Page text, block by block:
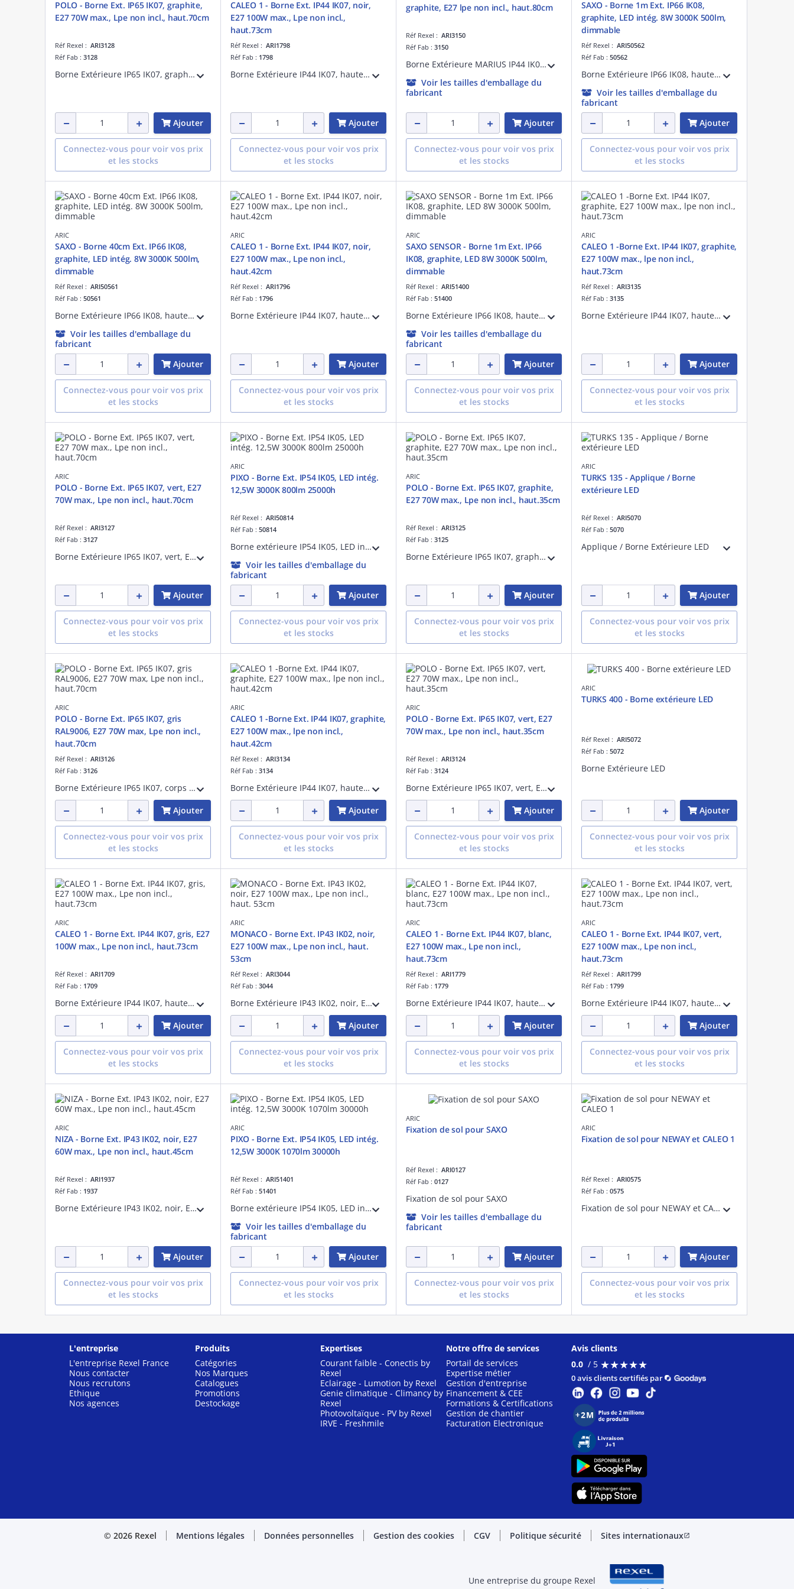
POLO - Borne Ext. IP65 IK07, graphite,
E27 70W max., Lpe non incl., haut.70cm
Réf Rexel : ARI3128
Réf Fab : 3128
Borne Extérieure IP65 IK07, graphite, E27 70W max., lampe non fournie, hauteur 70cm
Ajouter
Connectez-vous pour voir vos prix
et les stocks
CALEO 1 - Borne Ext. IP44 IK07, noir,
E27 100W max., Lpe non incl.,
haut.73cm
Réf Rexel : ARI1798
Réf Fab : 1798
Borne Extérieure IP44 IK07, hauteur 73cm, en aluminium noir RAL 9005, finition mate, douille E27 100W max. Lampe non fournie.
Ajouter
Connectez-vous pour voir vos prix
et les stocks
graphite, E27 lpe non incl., haut.80cm
Réf Rexel : ARI3150
Réf Fab : 3150
Borne Extérieure MARIUS IP44 IK07, hauteur 80cm, en aluminium graphite RAL 9011, finition mate, douille E27 40W max. Lampe non fournie.
Voir les tailles d'emballage du
fabricant
Ajouter
Connectez-vous pour voir vos prix
et les stocks
SAXO - Borne 1m Ext. IP66 IK08,
graphite, LED intég. 8W 3000K 500lm,
dimmable
Réf Rexel : ARI50562
Réf Fab : 50562
Borne Extérieure IP66 IK08, hauteur 100cm, en aluminium, couleur graphite, LED intégrée 8W 3000K 500 lumens, variable par coupure de phase, 50000H
Voir les tailles d'emballage du
fabricant
Ajouter
Connectez-vous pour voir vos prix
et les stocks
ARIC
SAXO - Borne 40cm Ext. IP66 IK08,
graphite, LED intég. 8W 3000K 500lm,
dimmable
Réf Rexel : ARI50561
Réf Fab : 50561
Borne Extérieure IP66 IK08, hauteur 40cm, en aluminium, couleur graphite, LED intégrée 8W 3000K 500 lumens, variable par coupure de phase, 50000H
Voir les tailles d'emballage du
fabricant
Ajouter
Connectez-vous pour voir vos prix
et les stocks
ARIC
CALEO 1 - Borne Ext. IP44 IK07, noir,
E27 100W max., Lpe non incl.,
haut.42cm
Réf Rexel : ARI1796
Réf Fab : 1796
Borne Extérieure IP44 IK07, hauteur 42cm, en aluminium noir RAL 9005, finition mate, douille E27 100W max. Lampe non fournie.
Ajouter
Connectez-vous pour voir vos prix
et les stocks
ARIC
SAXO SENSOR - Borne 1m Ext. IP66
IK08, graphite, LED 8W 3000K 500lm,
dimmable
Réf Rexel : ARI51400
Réf Fab : 51400
Borne Extérieure IP66 IK08, hauteur 100cm, en aluminium, couleur graphite, LED intégrée 8W 3000K 500 lumens, variable par coupure de phase, 50000H, avec détecteur infrarouge réglable intégré
Voir les tailles d'emballage du
fabricant
Ajouter
Connectez-vous pour voir vos prix
et les stocks
ARIC
CALEO 1 -Borne Ext. IP44 IK07, graphite,
E27 100W max., lpe non incl.,
haut.73cm
Réf Rexel : ARI3135
Réf Fab : 3135
Borne Extérieure IP44 IK07, hauteur 73cm, en aluminium, couleur graphite, finition mate, douille E27 100W max. Lampe non fournie.
Ajouter
Connectez-vous pour voir vos prix
et les stocks
ARIC
POLO - Borne Ext. IP65 IK07, vert, E27
70W max., Lpe non incl., haut.70cm
Réf Rexel : ARI3127
Réf Fab : 3127
Borne Extérieure IP65 IK07, vert, E27 70W max., lampe non fournie, hauteur 70cm
Ajouter
Connectez-vous pour voir vos prix
et les stocks
ARIC
PIXO - Borne Ext. IP54 IK05, LED intég.
12,5W 3000K 800lm 25000h
Réf Rexel : ARI50814
Réf Fab : 50814
Borne extérieure IP54 IK05, LED intégré 12,5W 3000K 800lm 25000h
Voir les tailles d'emballage du
fabricant
Ajouter
Connectez-vous pour voir vos prix
et les stocks
ARIC
POLO - Borne Ext. IP65 IK07, graphite,
E27 70W max., Lpe non incl., haut.35cm
Réf Rexel : ARI3125
Réf Fab : 3125
Borne Extérieure IP65 IK07, graphite, E27 70W max., lampe non fournie, hauteur 35cm
Ajouter
Connectez-vous pour voir vos prix
et les stocks
ARIC
TURKS 135 - Applique / Borne
extérieure LED
Réf Rexel : ARI5070
Réf Fab : 5070
Applique / Borne Extérieure LED
Ajouter
Connectez-vous pour voir vos prix
et les stocks
ARIC
POLO - Borne Ext. IP65 IK07, gris
RAL9006, E27 70W max, Lpe non incl.,
haut.70cm
Réf Rexel : ARI3126
Réf Fab : 3126
Borne Extérieure IP65 IK07, corps aluminium gris RAL9006, E27 70W max., lampe non fournie, hauteur 70cm
Ajouter
Connectez-vous pour voir vos prix
et les stocks
ARIC
CALEO 1 -Borne Ext. IP44 IK07, graphite,
E27 100W max., lpe non incl.,
haut.42cm
Réf Rexel : ARI3134
Réf Fab : 3134
Borne Extérieure IP44 IK07, hauteur 42cm, en aluminium, couleur graphite, finition mate, douille E27 100W max. Lampe non fournie.
Ajouter
Connectez-vous pour voir vos prix
et les stocks
ARIC
POLO - Borne Ext. IP65 IK07, vert, E27
70W max., Lpe non incl., haut.35cm
Réf Rexel : ARI3124
Réf Fab : 3124
Borne Extérieure IP65 IK07, vert, E27 70W max., lampe non fournie, hauteur 35cm
Ajouter
Connectez-vous pour voir vos prix
et les stocks
ARIC
TURKS 400 - Borne extérieure LED
Réf Rexel : ARI5072
Réf Fab : 5072
Borne Extérieure LED
Ajouter
Connectez-vous pour voir vos prix
et les stocks
ARIC
CALEO 1 - Borne Ext. IP44 IK07, gris, E27
100W max., Lpe non incl., haut.73cm
Réf Rexel : ARI1709
Réf Fab : 1709
Borne Extérieure IP44 IK07, hauteur 73cm, en aluminium gris RAL 9006, finition brillante, douille E27 100W max. Lampe non fournie.
Ajouter
Connectez-vous pour voir vos prix
et les stocks
ARIC
MONACO - Borne Ext. IP43 IK02, noir,
E27 100W max., Lpe non incl., haut.
53cm
Réf Rexel : ARI3044
Réf Fab : 3044
Borne Extérieure IP43 IK02, noir, E27 100W max., lampe non fournie, hauteur 53cm
Ajouter
Connectez-vous pour voir vos prix
et les stocks
ARIC
CALEO 1 - Borne Ext. IP44 IK07, blanc,
E27 100W max., Lpe non incl.,
haut.73cm
Réf Rexel : ARI1779
Réf Fab : 1779
Borne Extérieure IP44 IK07, hauteur 73cm, en aluminium blanc RAL 9006, finition mate, douille E27 100W max. Lampe non fournie.
Ajouter
Connectez-vous pour voir vos prix
et les stocks
ARIC
CALEO 1 - Borne Ext. IP44 IK07, vert,
E27 100W max., Lpe non incl.,
haut.73cm
Réf Rexel : ARI1799
Réf Fab : 1799
Borne Extérieure IP44 IK07, hauteur 73cm, en aluminium vert RAL 6005, finition brillante, douille E27 100W max. Lampe non fournie.
Ajouter
Connectez-vous pour voir vos prix
et les stocks
ARIC
NIZA - Borne Ext. IP43 IK02, noir, E27
60W max., Lpe non incl., haut.45cm
Réf Rexel : ARI1937
Réf Fab : 1937
Borne Extérieure IP43 IK02, noir, E27 60W max., lampe non fournie, hauteur 45cm
Ajouter
Connectez-vous pour voir vos prix
et les stocks
ARIC
PIXO - Borne Ext. IP54 IK05, LED intég.
12,5W 3000K 1070lm 30000h
Réf Rexel : ARI51401
Réf Fab : 51401
Borne extérieure IP54 IK05, LED intégré 12,5W 3000K 1070lm 30000h
Voir les tailles d'emballage du
fabricant
Ajouter
Connectez-vous pour voir vos prix
et les stocks
ARIC
Fixation de sol pour SAXO
Réf Rexel : ARI0127
Réf Fab : 0127
Fixation de sol pour SAXO
Voir les tailles d'emballage du
fabricant
Ajouter
Connectez-vous pour voir vos prix
et les stocks
ARIC
Fixation de sol pour NEWAY et CALEO 1
Réf Rexel : ARI0575
Réf Fab : 0575
Fixation de sol pour NEWAY et CALEO 1
Ajouter
Connectez-vous pour voir vos prix
et les stocks
L'entreprise
L'entreprise Rexel France
Nous contacter
Nous recrutons
Ethique
Nos agences
Produits
Catégories
Nos Marques
Catalogues
Promotions
Destockage
Expertises
Courant faible - Conectis by
Rexel
Eclairage - Lumotion by Rexel
Genie climatique - Climancy by
Rexel
Photovoltaïque - PV by Rexel
IRVE - Freshmile
Notre offre de services
Portail de services
Expertise métier
Gestion d'entreprise
Financement & CEE
Formations & Certifications
Gestion de chantier
Facturation Electronique
Avis clients
0.0 / 5 ★★★★★
★★★★★
0 avis clients certifiés par
© 2026 Rexel Mentions légales Données personnelles Gestion des cookies CGV Politique sécurité Sites internationauxopen_in_new
Une entreprise du groupe Rexel